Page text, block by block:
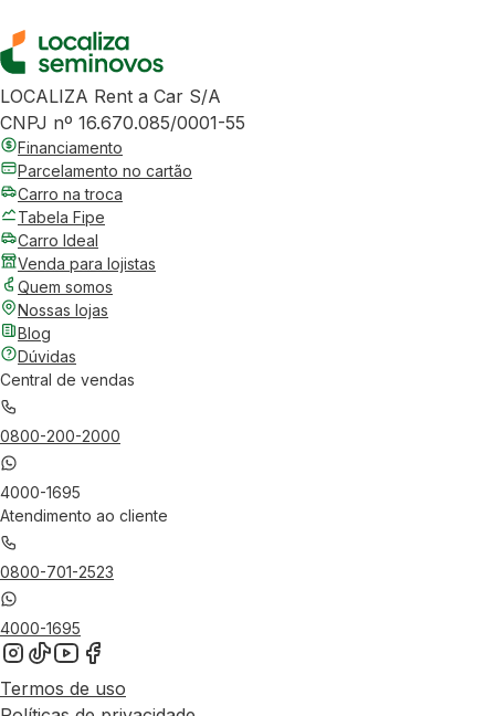
LOCALIZA Rent a Car S/A
CNPJ nº 16.670.085/0001-55
Financiamento
Parcelamento no cartão
Carro na troca
Tabela Fipe
Carro Ideal
Venda para lojistas
Quem somos
Nossas lojas
Blog
Dúvidas
Central de vendas
0800-200-2000
4000-1695
Atendimento ao cliente
0800-701-2523
4000-1695
Termos de uso